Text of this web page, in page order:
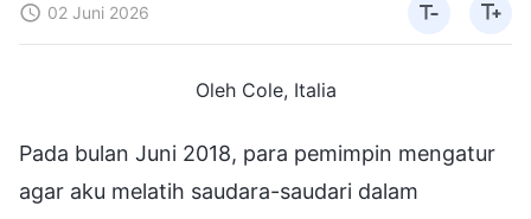
02 Juni 2026
Oleh Cole, Italia
Pada bulan Juni 2018, para pemimpin mengatur
agar aku melatih saudara-saudari dalam